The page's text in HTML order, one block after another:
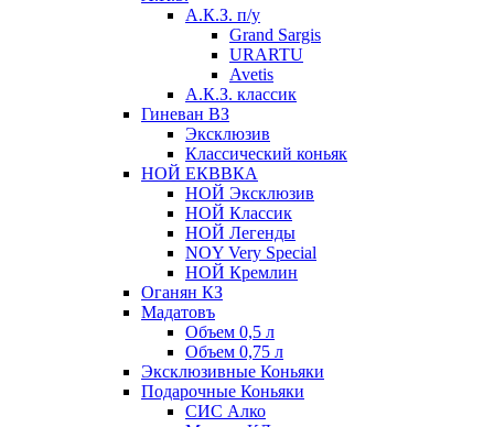
А.К.З. п/у
Grand Sargis
URARTU
Avetis
А.К.З. классик
Гиневан ВЗ
Эксклюзив
Классический коньяк
НОЙ ЕКВВКА
НОЙ Эксклюзив
НОЙ Классик
НОЙ Легенды
NOY Very Speсial
НОЙ Кремлин
Оганян КЗ
Мадатовъ
Объем 0,5 л
Объем 0,75 л
Эксклюзивные Коньяки
Подарочные Коньяки
СИС Алко